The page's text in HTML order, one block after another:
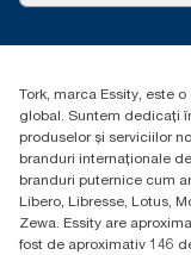
Essity Hungary
Budakeszi út
Tork, marca Essity, este
global. Suntem dedicați
produselor și serviciilor
branduri internaționale
branduri puternice cum
Libero, Libresse, Lotus,
Zewa. Essity are
fost de aproximativ 146